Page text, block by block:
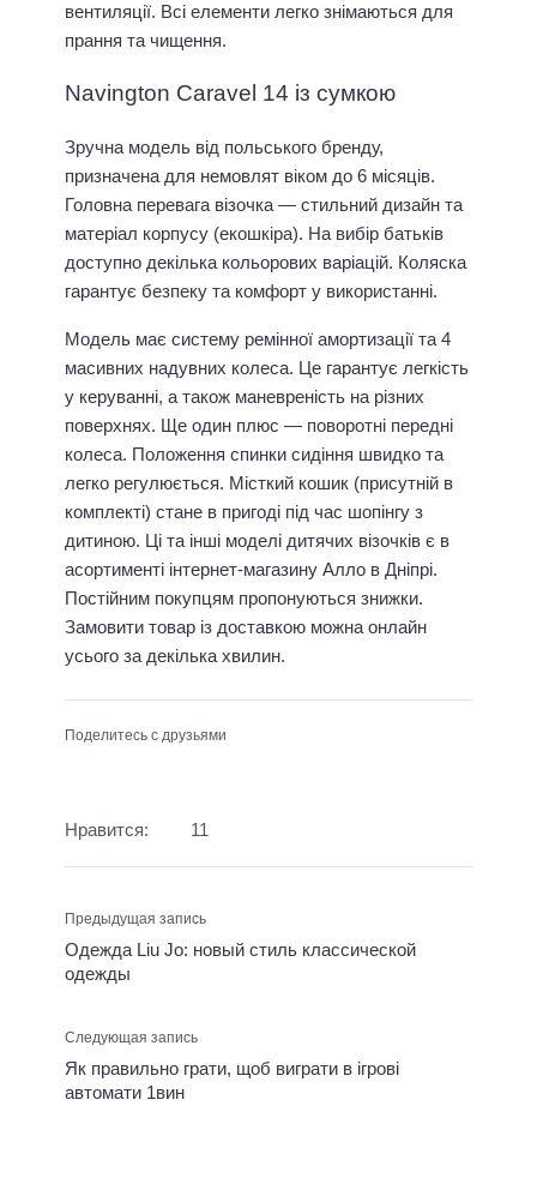
вентиляції. Всі елементи легко знімаються для
прання та чищення.
Navington Caravel 14 із сумкою
Зручна модель від польського бренду,
призначена для немовлят віком до 6 місяців.
Головна перевага візочка — стильний дизайн та
матеріал корпусу (екошкіра). На вибір батьків
доступно декілька кольорових варіацій. Коляска
гарантує безпеку та комфорт у використанні.
Модель має систему ремінної амортизації та 4
масивних надувних колеса. Це гарантує легкість
у керуванні, а також маневреність на різних
поверхнях. Ще один плюс — поворотні передні
колеса. Положення спинки сидіння швидко та
легко регулюється. Місткий кошик (присутній в
комплекті) стане в пригоді під час шопінгу з
дитиною. Ці та інші моделі дитячих візочків є в
асортименті інтернет-магазину Алло в Дніпрі.
Постійним покупцям пропонуються знижки.
Замовити товар із доставкою можна онлайн
усього за декілька хвилин.
Поделитесь с друзьями
Нравится: 11
Предыдущая запись
Одежда Liu Jo: новый стиль классической
одежды
Следующая запись
Як правильно грати, щоб виграти в ігрові
автомати 1вин